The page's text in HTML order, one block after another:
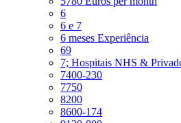
6
6 e 7
6 meses Experiência
69
7; Hospitais NHS &
7400-230
7750
8200
8600-174